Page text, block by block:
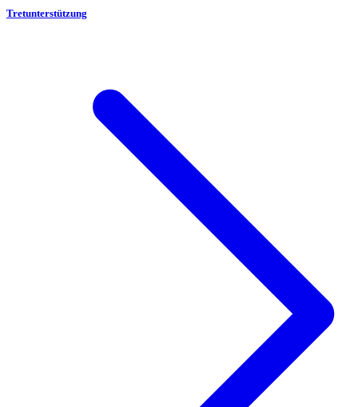
Tretunterstützung